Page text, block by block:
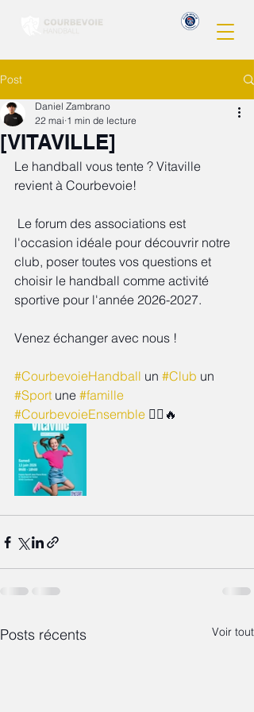
Post
[VITAVILLE]
Daniel Zambrano
22 mai 1 min de lecture
Le handball vous tente ? Vitaville
revient à Courbevoie!
l'occasion idéale pour découvrir notre
club, poser toutes vos questions et
choisir le handball comme activité
sportive pour l'année 2026-2027.
Venez échanger avec nous !
#CourbevoieHandball un #Club un
#Sport une #famille
#CourbevoieEnsemble 🤾‍♂️🔥
Posts récents Voir tout